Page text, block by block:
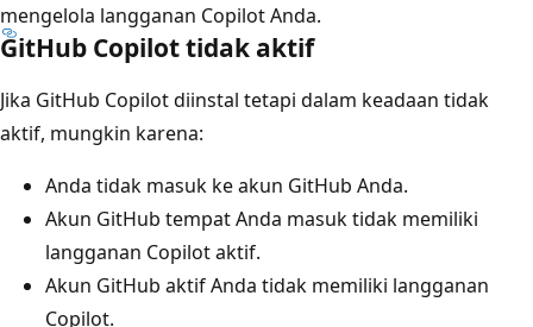
mengelola langganan Copilot Anda.
GitHub Copilot tidak aktif
Jika GitHub Copilot diinstal tetapi dalam keadaan tidak
aktif, mungkin karena:
Anda tidak masuk ke akun GitHub Anda.
Akun GitHub tempat Anda masuk tidak memiliki
langganan Copilot aktif.
Akun GitHub aktif Anda tidak memiliki langganan
Copilot.